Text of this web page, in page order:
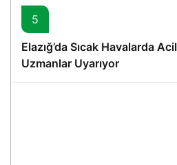
5
Elazığ’da Sıcak Havalarda
Uzmanlar Uyarıyor